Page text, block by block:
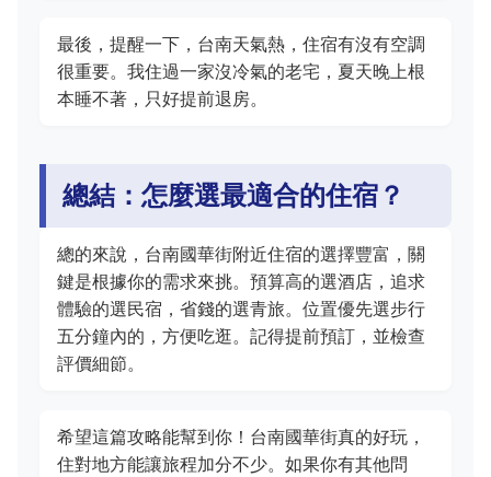
最後，提醒一下，台南天氣熱，住宿有沒有空調
很重要。我住過一家沒冷氣的老宅，夏天晚上根
本睡不著，只好提前退房。
總結：怎麼選最適合的住宿？
總的來說，台南國華街附近住宿的選擇豐富，關
鍵是根據你的需求來挑。預算高的選酒店，追求
體驗的選民宿，省錢的選青旅。位置優先選步行
五分鐘內的，方便吃逛。記得提前預訂，並檢查
評價細節。
希望這篇攻略能幫到你！台南國華街真的好玩，
住對地方能讓旅程加分不少。如果你有其他問